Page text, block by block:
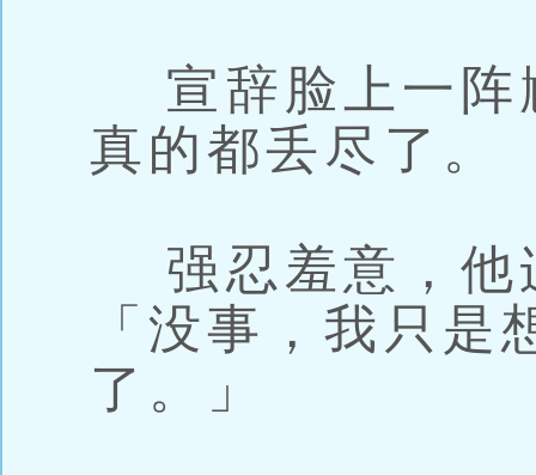
宣辞脸上一阵
真的都丢尽了。
强忍羞意，他
「没事，我只
了。」